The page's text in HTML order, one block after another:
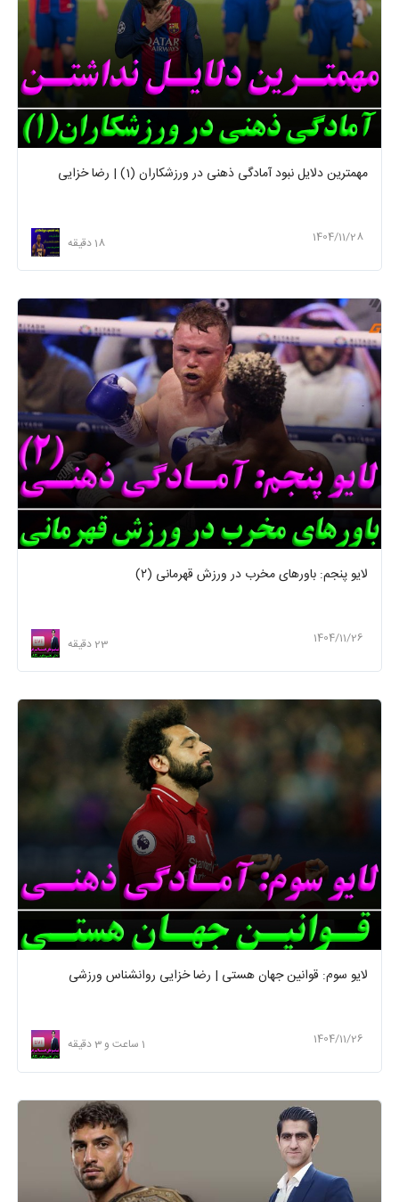
مهمترین دلایل نبود آمادگی ذهنی در ورزشکاران (1) | رضا خزایی
1404/11/28 18 دقیقه
لایو پنجم: باورهای مخرب در ورزش قهرمانی (۲)
1404/11/26 23 دقیقه
لایو سوم: قوانین جهان هستی | رضا خزایی روانشناس ورزشی
1404/11/26 1 ساعت و 3 دقیقه